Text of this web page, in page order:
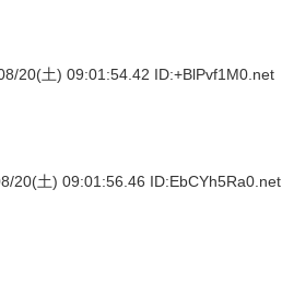
20(土) 09:01:54.42 ID:+BlPvf1M0.net
20(土) 09:01:56.46 ID:EbCYh5Ra0.net